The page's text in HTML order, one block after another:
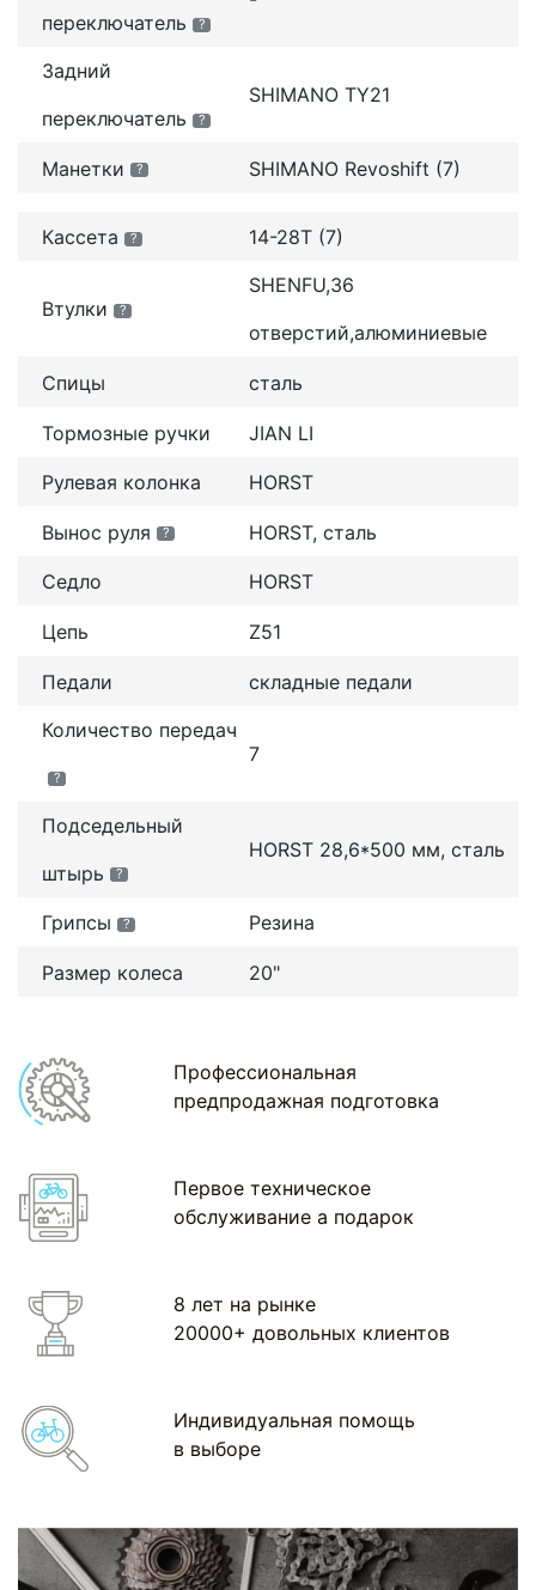
переключатель ?
Задний
переключатель
?
SHIMANO TY21
Манетки ? SHIMANO Revoshift (7)
Кассета ? 14-28T (7)
Втулки ?
SHENFU,36
отверстий,алюминиевые
Спицы сталь
Тормозные ручки JIAN LI
Рулевая колонка HORST
Вынос руля ? HORST, сталь
Седло HORST
Цепь Z51
Педали
складные педали
Количество передач
?
7
Подседельный
штырь
?
HORST 28,6*500 мм, сталь
Грипсы ? Резина
Размер колеса 20"
Профессиональная
предпродажная подготовка
Первое техническое
обслуживание а подарок
8 лет на рынке
20000+ довольных клиентов
Индивидуальная помощь
в выборе